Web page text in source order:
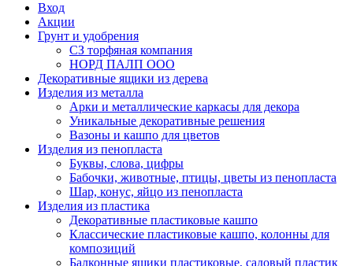
Вход
Акции
Грунт и удобрения
СЗ торфяная компания
НОРД ПАЛП ООО
Декоративные ящики из дерева
Изделия из металла
Арки и металлические каркасы для декора
Уникальные декоративные решения
Вазоны и кашпо для цветов
Изделия из пенопласта
Буквы, слова, цифры
Бабочки, животные, птицы, цветы из пенопласта
Шар, конус, яйцо из пенопласта
Изделия из пластика
Декоративные пластиковые кашпо
Классические пластиковые кашпо, колонны для
композиций
Балконные ящики пластиковые, садовый пластик